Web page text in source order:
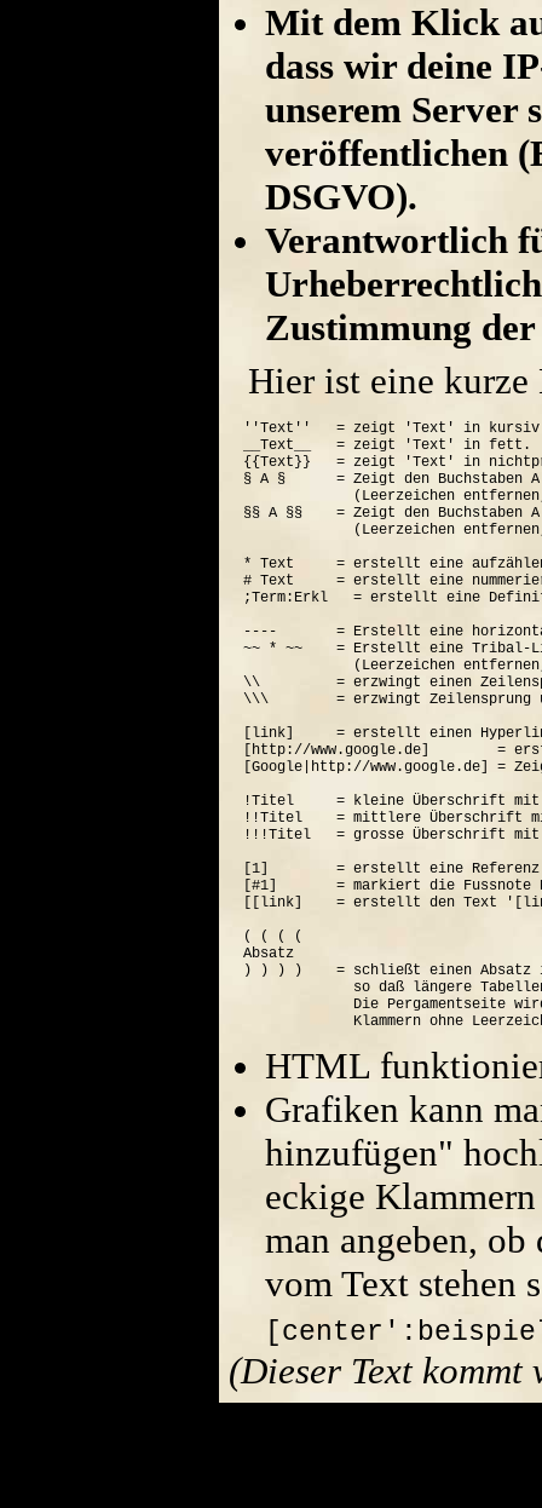
Mit dem Klick
dass wir deine
unserem Server
veröffentlichen
DSGVO).
Verantwortlich
Zustimmung
Hier ist eine
''Text''   = zeigt 'Text' in
__Text__   = zeigt 'Text' in fett.
{{Text}}   = zeigt 'Text' in
§ A §      = Zeigt den Buchstaben
(Leerzeichen
§§ A §§    = Zeigt den Buchstaben
(Leerzeichen
* Text     = erstellt eine
# Text     = erstellt eine
;Term:Erkl   = erstellt eine
----       = Erstellt eine
~~ * ~~    = Erstellt eine Tribal-
(Leerzeichen
\\         = erzwingt einen
\\\        = erzwingt Zeilensprung
[link]     = erstellt einen
[http://www.google.de]        =
[Google|http://www.google.de] =
!Titel     = kleine Überschrift
!!Titel    = mittlere Überschrift
!!!Titel   = grosse Überschrift
[1]        = erstellt eine Referenz
[#1]       = markiert die Fussnote
[[link]    = erstellt den Text
( ( ( (
Absatz
) ) ) )    = schließt einen Absatz
so daß längere
Die Pergamentseite
HTML
Grafiken kann
hinzufügen"
eckige
man angeben,
vom Text stehen
(Dieser Text kommt